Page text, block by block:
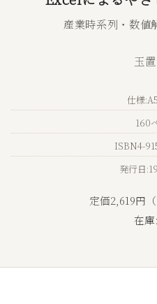
産業時系列・数値
玉
仕様
160
ISBN4-
発行日
定価2,619円（
在